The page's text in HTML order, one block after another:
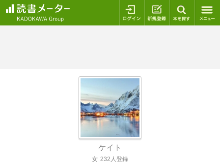
ログイン 新規登録
ケイト
女 232人登録